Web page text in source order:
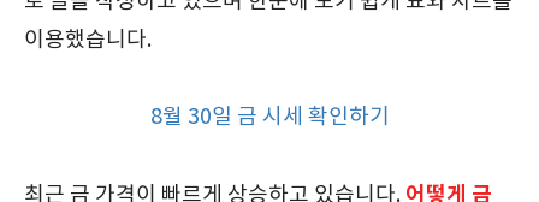
이용했습니다.
8월 30일 금 시세 확인하기
최근 금 가격이 빠르게 상승하고 있습니다. 어떻게 금